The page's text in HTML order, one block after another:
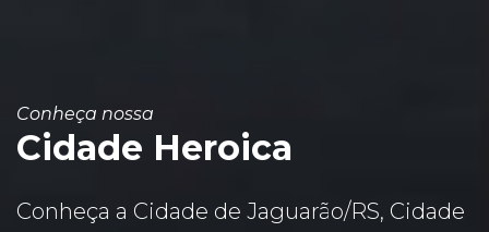
Conheça nossa
Cidade Heroica
Conheça a Cidade de Jaguarão/RS, Cidade